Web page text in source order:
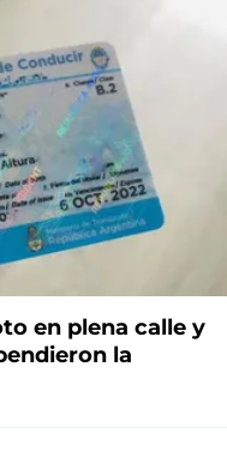
en plena calle y
la